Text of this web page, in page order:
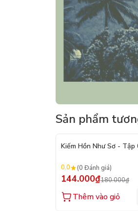
Sản phẩm
Kiếm Hồn Như Sơ - Tập
0.0 (0 Đánh giá)
144.000₫180.000₫
Thêm vào giỏ